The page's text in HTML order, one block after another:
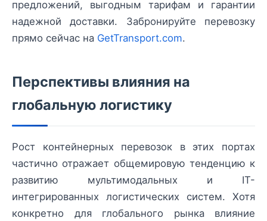
предложений, выгодным тарифам и гарантии
надежной доставки. Забронируйте перевозку
прямо сейчас на GetTransport.com.
Перспективы влияния на
глобальную логистику
Рост контейнерных перевозок в этих портах
частично отражает общемировую тенденцию к
развитию мультимодальных и IT-
интегрированных логистических систем. Хотя
конкретно для глобального рынка влияние